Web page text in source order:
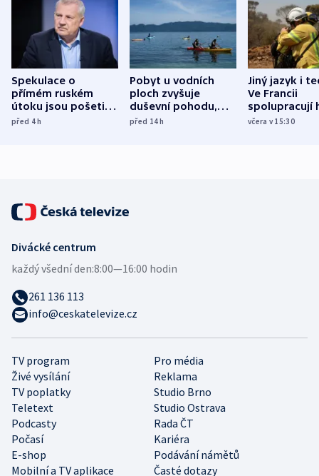
Spekulace o
přímém ruském
útoku jsou pošetilé,
míní estonský
před 4h
Pobyt u vodních
ploch zvyšuje
duševní pohodu,
ukázala
před 14h
Jiný jazyk i
Ve Francii
spolupracují
různých zemí
včera v 15:30
TV program
Pro média
Živé vysílání
Reklama
TV poplatky
Studio Brno
Teletext
Studio Ostrava
Podcasty
Rada ČT
Počasí
Kariéra
E-shop
Podávání námětů
Mobilní a TV aplikace
Časté dotazy
Divácké centrum
každý všední den:8:00—16:00 hodin
261 136 113
info@ceskatelevize.cz